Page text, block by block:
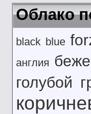
Облако
black blue
англия
голубой